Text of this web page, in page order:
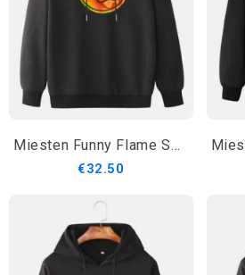
Miesten Funny Flame Smile Emojis Print Kiristysnyörillinen Rento Villapaita
€32.50